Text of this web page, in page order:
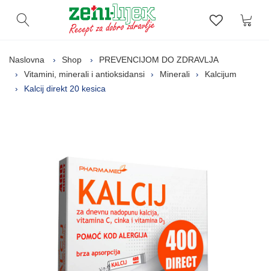
Otvori pretragu Lista
Naslovna Shop
PREVENCIJOM DO ZDRAVLJA
Vitamini, minerali i antioksidansi
Minerali
Kalcijum
Kalcij direkt 20 kesica